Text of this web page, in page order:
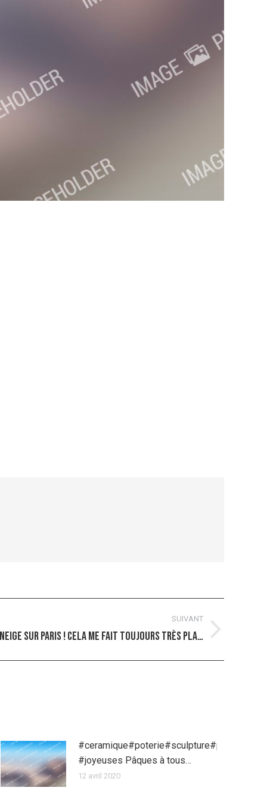
SUIVANT
neige sur paris ! Cela me fait toujours très pla…
#ceramique#poterie#sculpture#pâques
#joyeuses Pâques à tous…
12 avril 2020